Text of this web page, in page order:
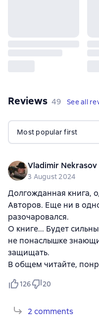
Reviews 49
49 See all
Most popular first
Vladimir Nekrasov
3 August 2024
Долгожданная книга,
Авторов. Еще ни в
разочаровался.
О книге... Будет
не понаслышке
защищать.
В общем читайте,
126 20
2 comments